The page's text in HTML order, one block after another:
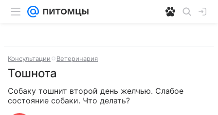
Консультации Ветеринария
Тошнота
Собаку тошнит второй день желчью. Слабое
состояние собаки. Что делать?